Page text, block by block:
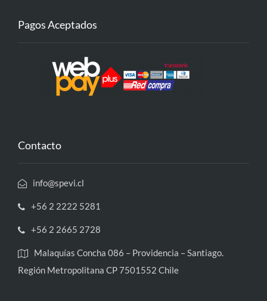
Pagos Aceptados
Contacto
info@spevi.cl
+56 2 2222 5281
+56 2 2665 2728
Malaquías Concha 086 – Providencia – Santiago.
Región Metropolitana CP 7501552 Chile